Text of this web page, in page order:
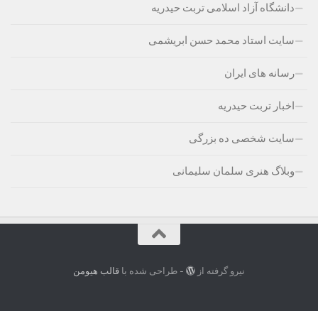
دانشگاه آزاد اسلامی تربت حیدریه
سایت استاد محمد حسن ابریشمی
رسانه های ایران
اخبار تربت حیدریه
سایت شخصی ده بزرگی
وبلاگ هنری سلمان سلیمانی
نیرو گرفته از - طراحی شده باقالب هیومن